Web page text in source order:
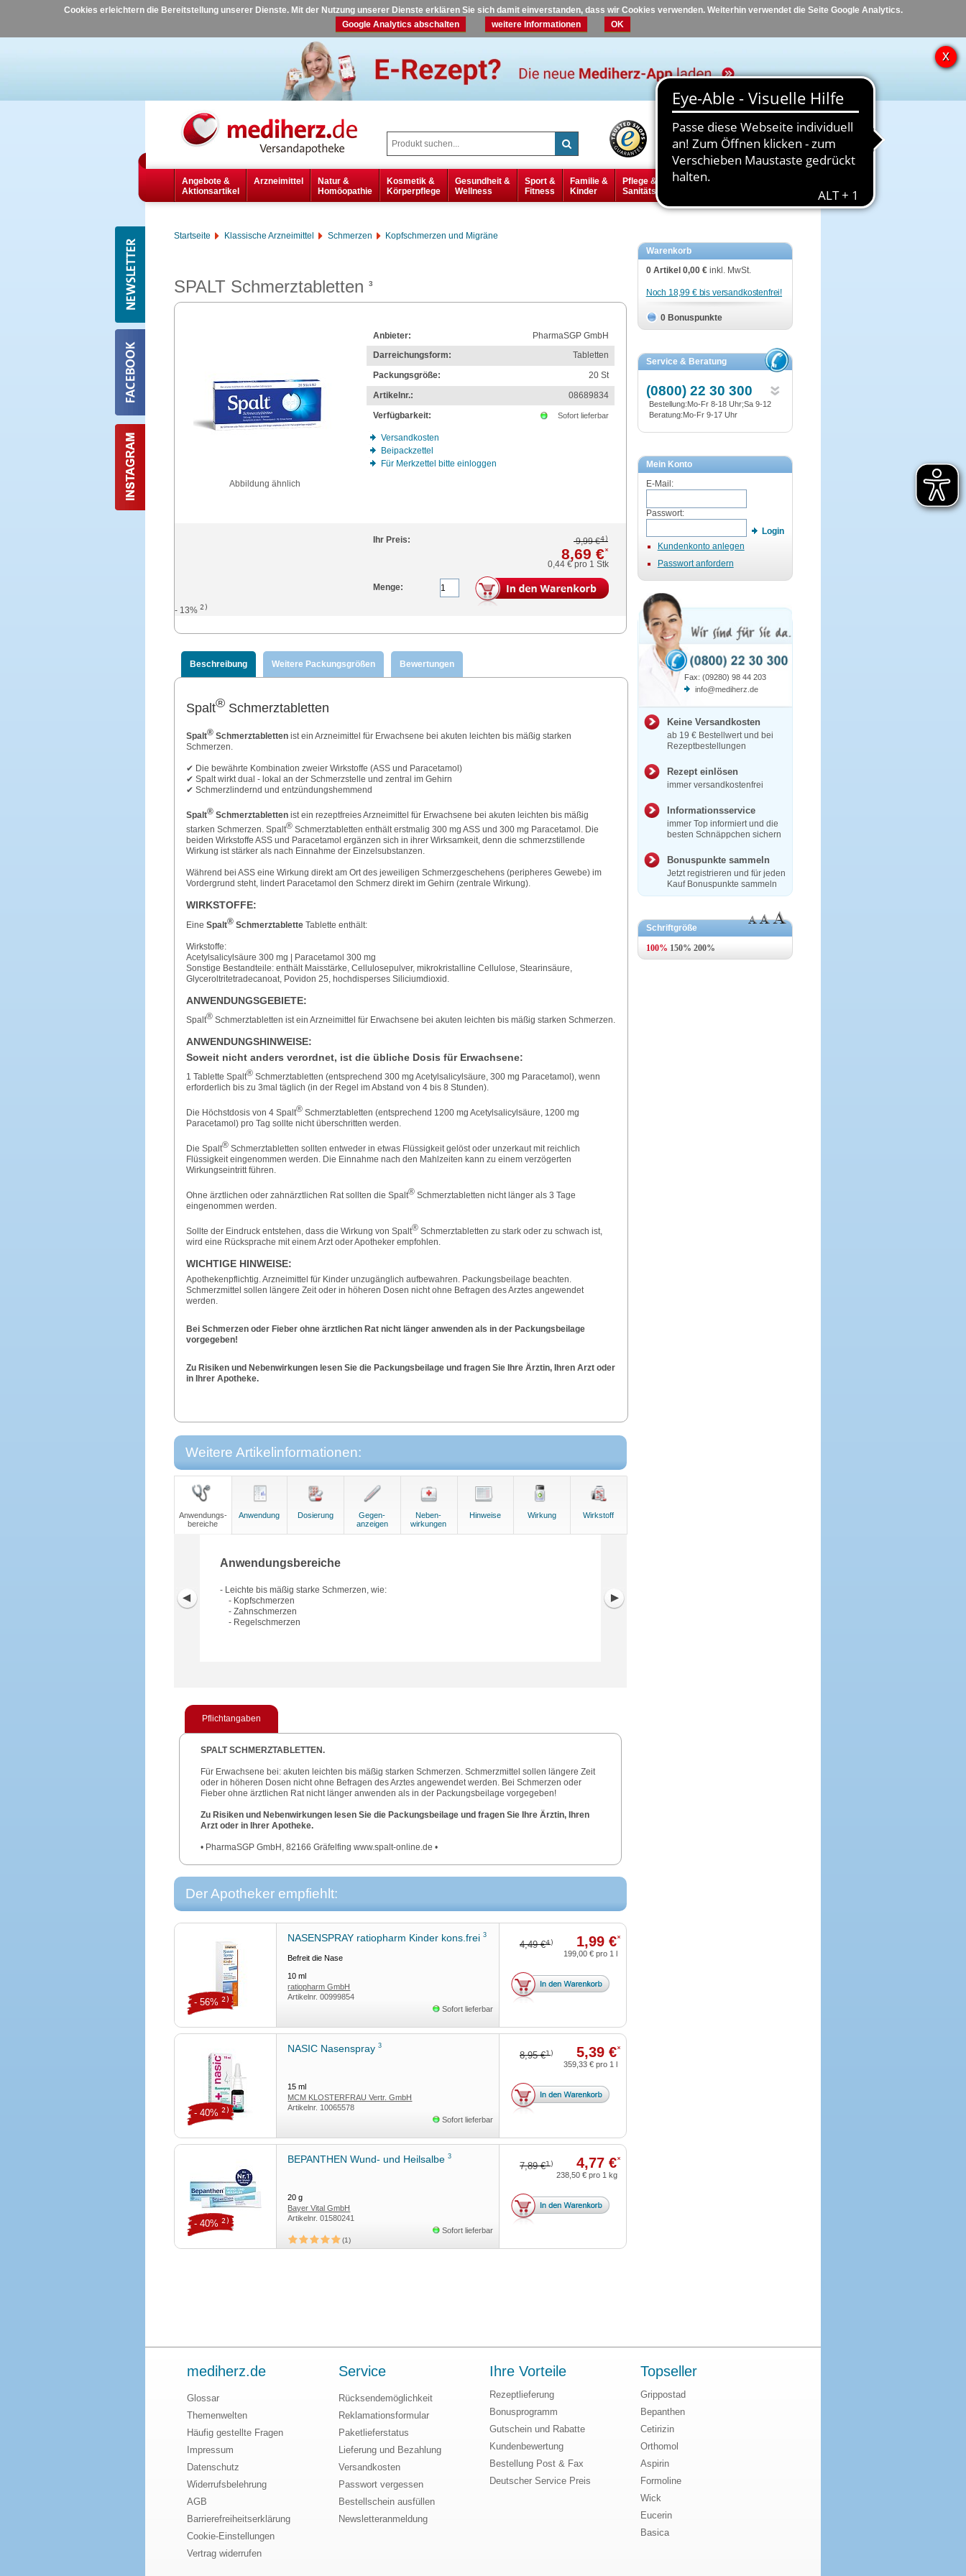
Cookies erleichtern die Bereitstellung unserer Dienste. Mit der Nutzung unserer Dienste erklären Sie sich damit einverstanden, dass wir Cookies verwenden. Weiterhin verwendet die Seite Google Analytics.
Google Analytics abschalten
weitere Informationen OK
Hilfe Kontakt
Angebote &
Aktionsartikel
Arzneimittel
Natur &
Homöopathie
Kosmetik &
Körperpflege
Gesundheit &
Wellness
Sport &
Fitness
Familie &
Kinder
Pflege &
Sanitätsbedarf
Diabetes
Startseite Klassische Arzneimittel Schmerzen Kopfschmerzen und Migräne
SPALT Schmerztabletten 3
Abbildung ähnlich
Anbieter:
PharmaSGP GmbH
Darreichungsform:
Tabletten
Packungsgröße:
20 St
Artikelnr.:
08689834
Verfügbarkeit:
Sofort lieferbar
Versandkosten
Beipackzettel
Für Merkzettel bitte einloggen
Ihr Preis: 9,99 €4)
8,69 €*
0,44 €pro 1 Stk
Menge:
- 13% 2)
Beschreibung Weitere Packungsgrößen Bewertungen
Spalt®Schmerztabletten
Spalt®Schmerztablettenist ein Arzneimittel für Erwachsene bei akuten leichten bis mäßig starken
Schmerzen.
✔ Die bewährte Kombination zweier Wirkstoffe (ASS und Paracetamol)
✔ Spalt wirkt dual - lokal an der Schmerzstelle und zentral im Gehirn
✔ Schmerzlindernd und entzündungshemmend
Spalt®Schmerztablettenist ein rezeptfreies Arzneimittel für Erwachsene bei akuten leichten bis mäßig
starken Schmerzen. Spalt®Schmerztabletten enthält erstmalig 300 mg ASS und 300 mg Paracetamol. Die
beiden Wirkstoffe ASS und Paracetamol ergänzen sich in ihrer Wirksamkeit, denn die schmerzstillende
Wirkung ist stärker als nach Einnahme der Einzelsubstanzen.
Während bei ASS eine Wirkung direkt am Ort des jeweiligen Schmerzgeschehens (peripheres Gewebe) im
Vordergrund steht, lindert Paracetamol den Schmerz direkt im Gehirn (zentrale Wirkung).​​
WIRKSTOFFE:
Eine Spalt®SchmerztabletteTablette enthält:
Wirkstoffe:
Acetylsalicylsäure 300 mg | Paracetamol 300 mg
Sonstige Bestandteile: enthält Maisstärke, Cellulosepulver, mikrokristalline Cellulose, Stearinsäure,
Glyceroltritetradecanoat, Povidon 25, hochdisperses Siliciumdioxid.
ANWENDUNGSGEBIETE:
Spalt®Schmerztabletten ist ein Arzneimittel für Erwachsene bei akuten leichten bis mäßig starken Schmerzen.
ANWENDUNGSHINWEISE:
Soweit nicht anders verordnet, ist die übliche Dosis für Erwachsene:
1 Tablette Spalt®Schmerztabletten (entsprechend 300 mg Acetylsalicylsäure, 300 mg Paracetamol), wenn
erforderlich bis zu 3mal täglich (in der Regel im Abstand von 4 bis 8 Stunden).
Die Höchstdosis von 4 Spalt®Schmerztabletten (entsprechend 1200 mg Acetylsalicylsäure, 1200 mg
Paracetamol) pro Tag sollte nicht überschritten werden.
Die Spalt®Schmerztabletten sollten entweder in etwas Flüssigkeit gelöst oder unzerkaut mit reichlich
Flüssigkeit eingenommen werden. Die Einnahme nach den Mahlzeiten kann zu einem verzögerten
Wirkungseintritt führen.
Ohne ärztlichen oder zahnärztlichen Rat sollten die Spalt®Schmerztabletten nicht länger als 3 Tage
eingenommen werden.
Sollte der Eindruck entstehen, dass die Wirkung von Spalt®Schmerztabletten zu stark oder zu schwach ist,
wird eine Rücksprache mit einem Arzt oder Apotheker empfohlen.
WICHTIGE HINWEISE:
Apothekenpflichtig. Arzneimittel für Kinder unzugänglich aufbewahren. Packungsbeilage beachten.
Schmerzmittel sollen längere Zeit oder in höheren Dosen nicht ohne Befragen des Arztes angewendet
werden.
Bei Schmerzen oder Fieber ohne ärztlichen Rat nicht länger anwenden als in der Packungsbeilage
vorgegeben!
Zu Risiken und Nebenwirkungen lesen Sie die Packungsbeilage und fragen Sie Ihre Ärztin, Ihren Arzt oder
in Ihrer Apotheke.
Weitere Artikelinformationen:
Anwendungs-
bereiche
Anwendung Dosierung
Gegen-
anzeigen
Neben-
wirkungen
Hinweise Wirkung Wirkstoff
Anwendungsbereiche
- Leichte bis mäßig starke Schmerzen, wie:
- Kopfschmerzen
- Zahnschmerzen
- Regelschmerzen
Pflichtangaben
SPALT SCHMERZTABLETTEN.
Für Erwachsene bei: akuten leichten bis mäßig starken Schmerzen. Schmerzmittel sollen längere Zeit
oder in höheren Dosen nicht ohne Befragen des Arztes angewendet werden. Bei Schmerzen oder
Fieber ohne ärztlichen Rat nicht länger anwenden als in der Packungsbeilage vorgegeben!
Zu Risiken und Nebenwirkungen lesen Sie die Packungsbeilage und fragen Sie Ihre Ärztin, Ihren
Arzt oder in Ihrer Apotheke.
• PharmaSGP GmbH, 82166 Gräfelfing www.spalt-online.de •
Der Apotheker empfiehlt:
NASENSPRAY ratiopharm Kinder kons.frei3
Befreit die Nase
10ml
ratiopharm GmbH
Artikelnr.00999854
Sofort lieferbar
4,49 €4) 1,99 €*
- 56% 2)
199,00 € pro 1 l
NASIC Nasenspray3
15ml
MCM KLOSTERFRAU Vertr. GmbH
Artikelnr. 10065578
Sofort lieferbar
8,95 €1) 5,39 €*
- 40% 2)
359,33 € pro 1 l
BEPANTHEN Wund- und Heilsalbe3
20g
Bayer Vital GmbH
Artikelnr.01580241
Sofort lieferbar
1
7,89 €1) 4,77 €*
- 40% 2)
238,50 € pro 1 kg
Warenkorb
0 Artikel 0,00 € inkl. MwSt.
Noch 18,99 € bis versandkostenfrei!
0 Bonuspunkte
Service & Beratung
(0800) 22 30 300
Bestellung:Mo-Fr 8-18 Uhr;Sa 9-12
Beratung:Mo-Fr 9-17 Uhr
Mein Konto
E-Mail:
Passwort:
Login
Kundenkonto anlegen
Passwort anfordern
Fax: (09280) 98 44 203
info@mediherz.de
Keine Versandkosten
ab 19 € Bestellwert und bei
Rezeptbestellungen
Rezept einlösen
immer versandkostenfrei
Informationsservice
immer Top informiert und die
besten Schnäppchen sichern
Bonuspunkte sammeln
Jetzt registrieren und für jeden
Kauf Bonuspunkte sammeln
Schriftgröße
mediherz.de
Glossar
Themenwelten
Häufig gestellte Fragen
Impressum
Datenschutz
Widerrufsbelehrung
AGB
Barrierefreiheitserklärung
Cookie-Einstellungen
Vertrag widerrufen
Service
Rücksendemöglichkeit
Reklamationsformular
Paketlieferstatus
Lieferung und Bezahlung
Versandkosten
Passwort vergessen
Bestellschein ausfüllen
Newsletteranmeldung
Ihre Vorteile
Rezeptlieferung
Bonusprogramm
Gutschein und Rabatte
Kundenbewertung
Bestellung Post & Fax
Deutscher Service Preis
Topseller
Grippostad
Bepanthen
Cetirizin
Orthomol
Aspirin
Formoline
Wick
Eucerin
Basica